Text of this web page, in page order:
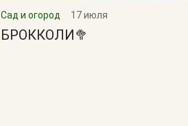
Сад и огород 17 июля
БРОККОЛИ🥦